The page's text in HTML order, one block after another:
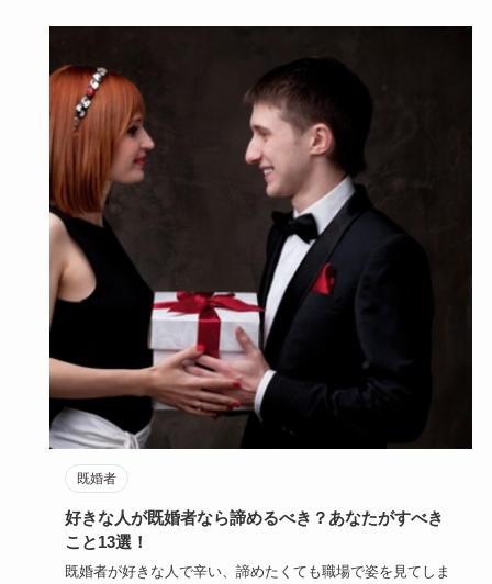
既婚者
好きな人が既婚者なら諦めるべき？あなたがすべき
こと13選！
既婚者が好きな人で辛い、諦めたくても職場で姿を見てしま